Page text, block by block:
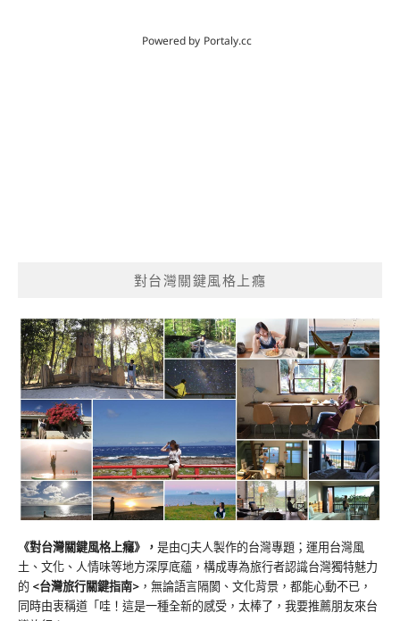
對台灣關鍵風格上癮
《對台灣關鍵風格上癮》 ， 是由CJ夫人製作的台灣專題；運用台灣風
土、文化、人情味等地方深厚底蘊，構成專為旅行者認識台灣獨特魅力
的 <台灣旅行關鍵指南> ，無論語言隔閡、文化背景，都能心動不已，
同時由衷稱道「哇！這是一種全新的感受，太棒了，我要推薦朋友來台